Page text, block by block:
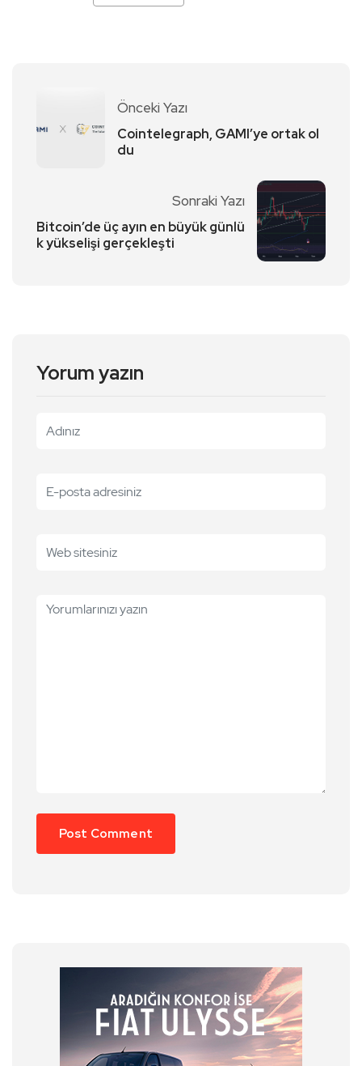
Önceki Yazı
Cointelegraph, GAMI’ye ortak ol
du
Sonraki Yazı
Bitcoin’de üç ayın en büyük günlü
k yükselişi gerçekleşti
Yorum yazın